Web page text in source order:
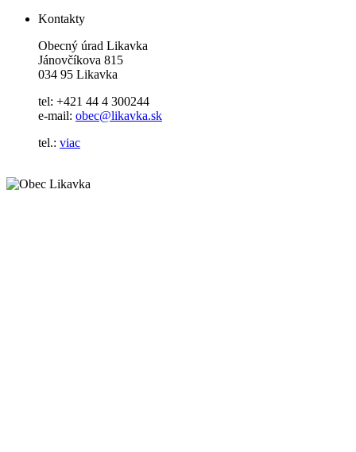
Kontakty
Obecný úrad Likavka
Jánovčíkova 815
034 95 Likavka
tel: +421 44 4 300244
e-mail: obec@likavka.sk
tel.: viac